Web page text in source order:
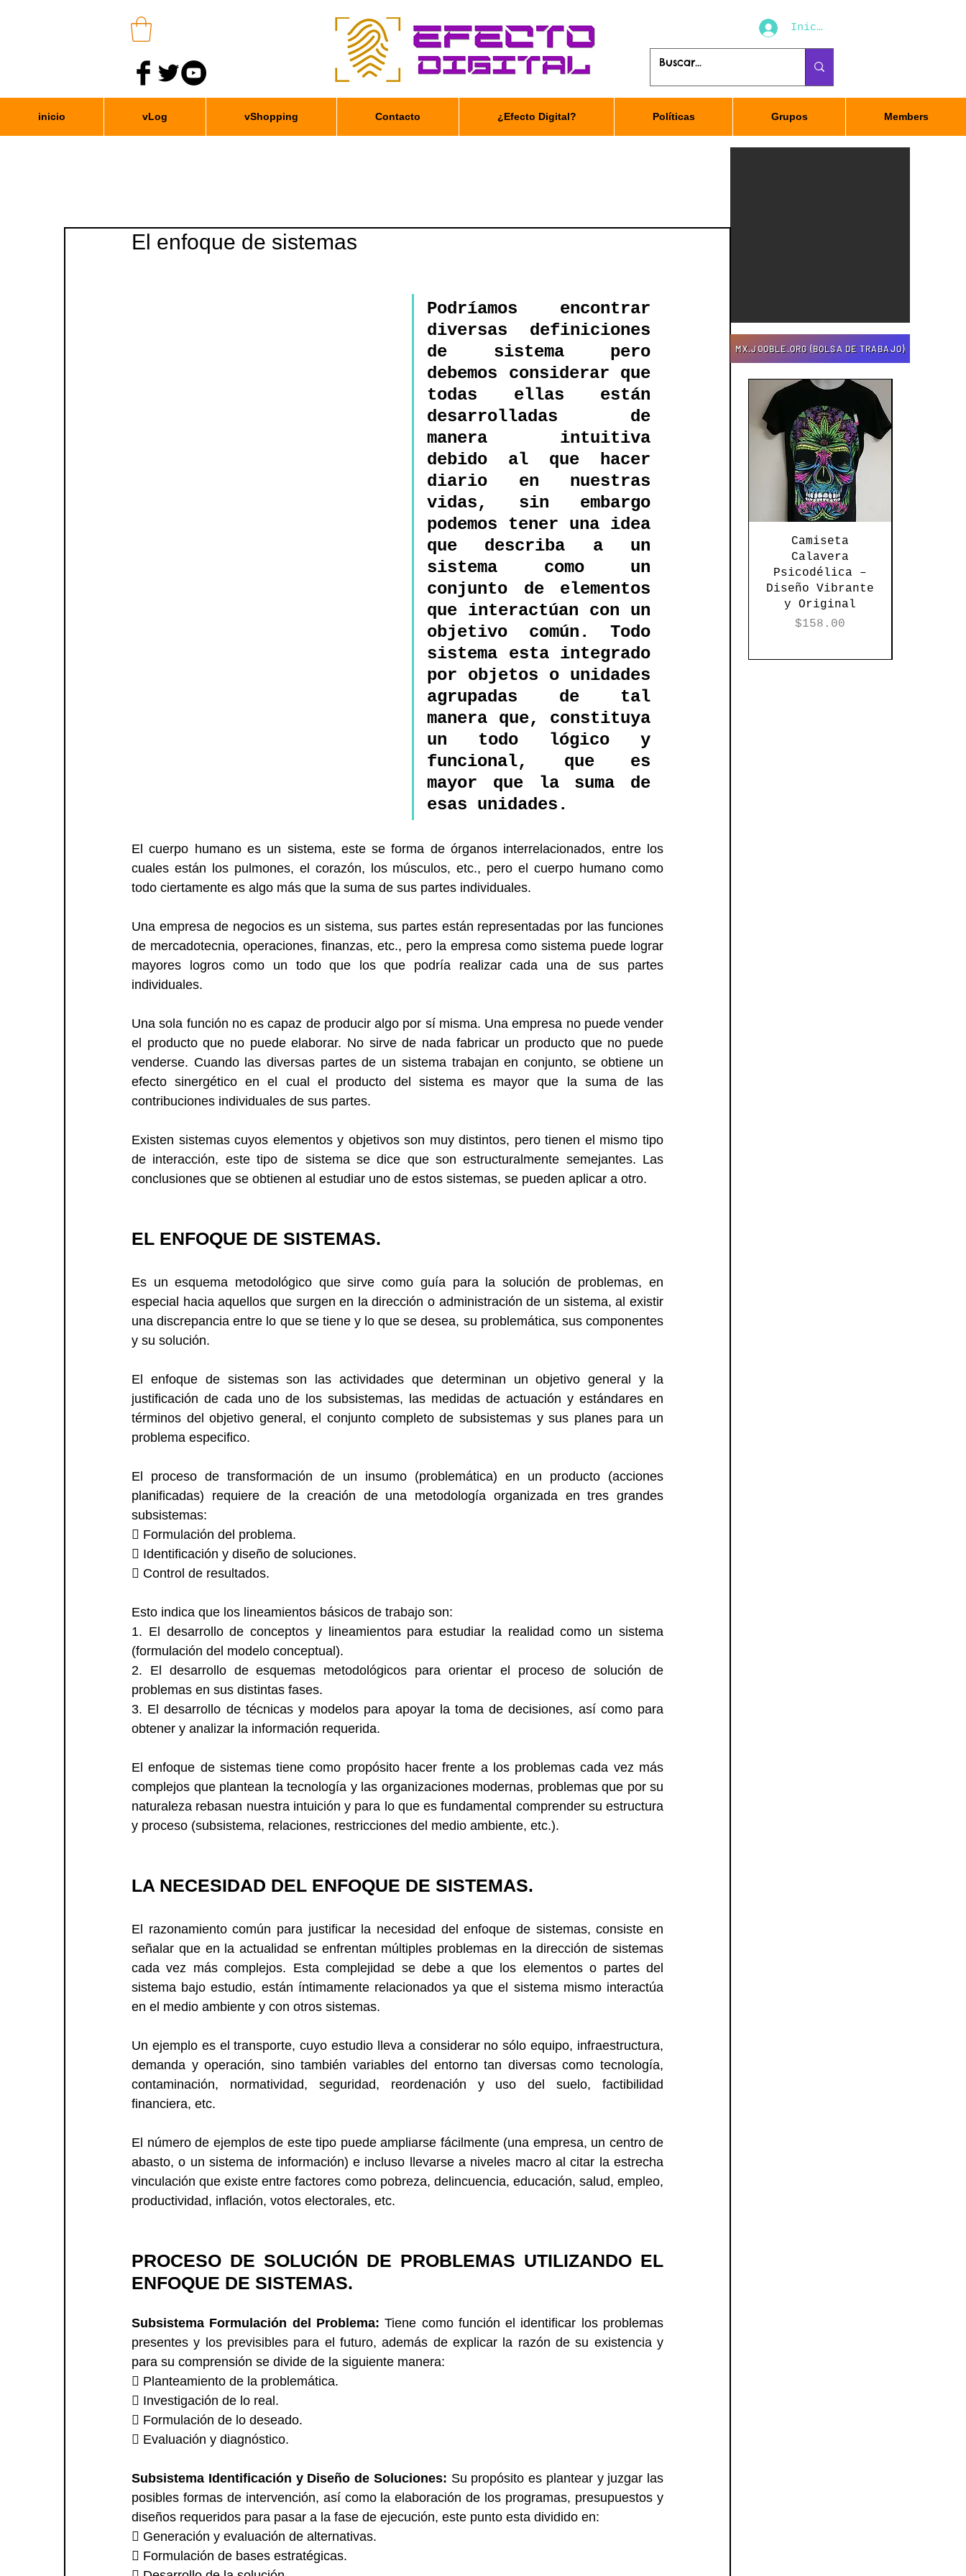
Iniciar sesión
inicio vLog vShopping Contacto ¿Efecto Digital? Políticas Grupos Members
El enfoque de sistemas
Podríamos encontrar
diversas definiciones
de sistema pero
debemos considerar que
todas ellas están
desarrolladas de
manera intuitiva
debido al que hacer
diario en nuestras
vidas, sin embargo
podemos tener una idea
que describa a un
sistema como un
conjunto de elementos
que interactúan con un
objetivo común. Todo
sistema esta integrado
por objetos o unidades
agrupadas de tal
manera que, constituya
un todo lógico y
funcional, que es
mayor que la suma de
esas unidades.
El cuerpo humano es un sistema, este se forma de órganos interrelacionados, entre los
cuales están los pulmones, el corazón, los músculos, etc., pero el cuerpo humano como
todo ciertamente es algo más que la suma de sus partes individuales.
Una empresa de negocios es un sistema, sus partes están representadas por las funciones
de mercadotecnia, operaciones, finanzas, etc., pero la empresa como sistema puede lograr
mayores logros como un todo que los que podría realizar cada una de sus partes
individuales.
Una sola función no es capaz de producir algo por sí misma. Una empresa no puede vender
el producto que no puede elaborar. No sirve de nada fabricar un producto que no puede
venderse. Cuando las diversas partes de un sistema trabajan en conjunto, se obtiene un
efecto sinergético en el cual el producto del sistema es mayor que la suma de las
contribuciones individuales de sus partes.
Existen sistemas cuyos elementos y objetivos son muy distintos, pero tienen el mismo tipo
de interacción, este tipo de sistema se dice que son estructuralmente semejantes. Las
conclusiones que se obtienen al estudiar uno de estos sistemas, se pueden aplicar a otro.
EL ENFOQUE DE SISTEMAS.
Es un esquema metodológico que sirve como guía para la solución de problemas, en
especial hacia aquellos que surgen en la dirección o administración de un sistema, al existir
una discrepancia entre lo que se tiene y lo que se desea, su problemática, sus componentes
y su solución.
El enfoque de sistemas son las actividades que determinan un objetivo general y la
justificación de cada uno de los subsistemas, las medidas de actuación y estándares en
términos del objetivo general, el conjunto completo de subsistemas y sus planes para un
problema especifico.
El proceso de transformación de un insumo (problemática) en un producto (acciones
planificadas) requiere de la creación de una metodología organizada en tres grandes
subsistemas:
􀂾 Formulación del problema.
􀂾 Identificación y diseño de soluciones.
􀂾 Control de resultados.
Esto indica que los lineamientos básicos de trabajo son:
1. El desarrollo de conceptos y lineamientos para estudiar la realidad como un sistema
(formulación del modelo conceptual).
2. El desarrollo de esquemas metodológicos para orientar el proceso de solución de
problemas en sus distintas fases.
3. El desarrollo de técnicas y modelos para apoyar la toma de decisiones, así como para
obtener y analizar la información requerida.
El enfoque de sistemas tiene como propósito hacer frente a los problemas cada vez más
complejos que plantean la tecnología y las organizaciones modernas, problemas que por su
naturaleza rebasan nuestra intuición y para lo que es fundamental comprender su estructura
y proceso (subsistema, relaciones, restricciones del medio ambiente, etc.).
LA NECESIDAD DEL ENFOQUE DE SISTEMAS.
El razonamiento común para justificar la necesidad del enfoque de sistemas, consiste en
señalar que en la actualidad se enfrentan múltiples problemas en la dirección de sistemas
cada vez más complejos. Esta complejidad se debe a que los elementos o partes del
sistema bajo estudio, están íntimamente relacionados ya que el sistema mismo interactúa
en el medio ambiente y con otros sistemas.
Un ejemplo es el transporte, cuyo estudio lleva a considerar no sólo equipo, infraestructura,
demanda y operación, sino también variables del entorno tan diversas como tecnología,
contaminación, normatividad, seguridad, reordenación y uso del suelo, factibilidad
financiera, etc.
El número de ejemplos de este tipo puede ampliarse fácilmente (una empresa, un centro de
abasto, o un sistema de información) e incluso llevarse a niveles macro al citar la estrecha
vinculación que existe entre factores como pobreza, delincuencia, educación, salud, empleo,
productividad, inflación, votos electorales, etc.
PROCESO DE SOLUCIÓN DE PROBLEMAS UTILIZANDO EL
ENFOQUE DE SISTEMAS.
Subsistema Formulación del Problema: Tiene como función el identificar los problemas
presentes y los previsibles para el futuro, además de explicar la razón de su existencia y
para su comprensión se divide de la siguiente manera:
􀂾 Planteamiento de la problemática.
􀂾 Investigación de lo real.
􀂾 Formulación de lo deseado.
􀂾 Evaluación y diagnóstico.
Subsistema Identificación y Diseño de Soluciones: Su propósito es plantear y juzgar las
posibles formas de intervención, así como la elaboración de los programas, presupuestos y
diseños requeridos para pasar a la fase de ejecución, este punto esta dividido en:
􀂾 Generación y evaluación de alternativas.
􀂾 Formulación de bases estratégicas.
MX.JOOBLE.ORG (BOLSA DE TRABAJO)
Vista rápida
Camiseta
Calavera
Psicodélica –
Diseño Vibrante
y Original
Precio
$158.00